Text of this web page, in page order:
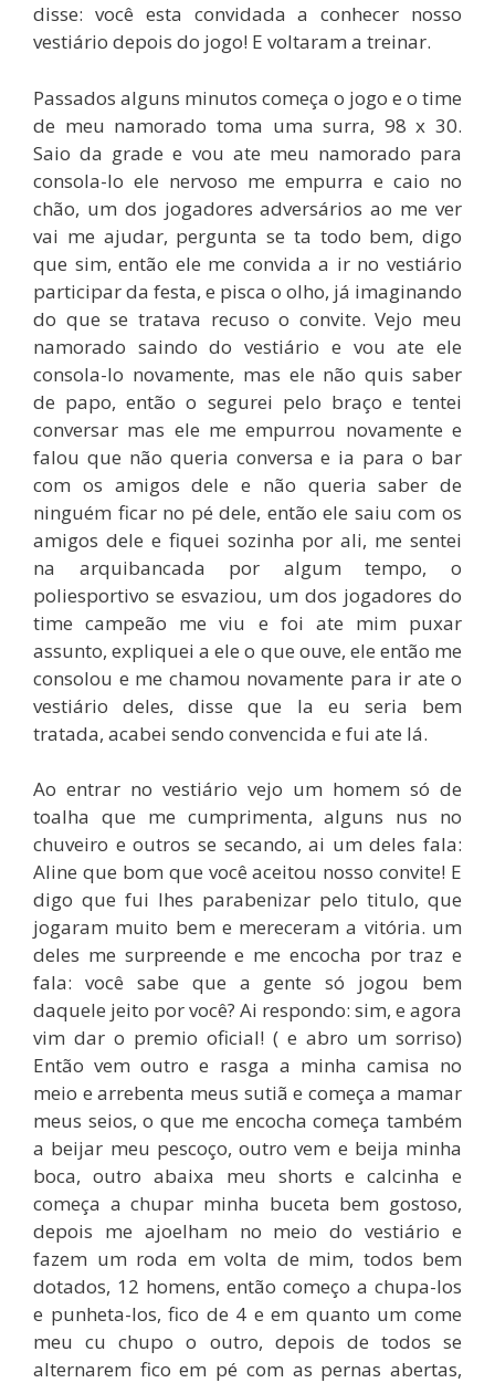
disse: você esta convidada a conhecer nosso
vestiário depois do jogo! E voltaram a treinar.
Passados alguns minutos começa o jogo e o time
de meu namorado toma uma surra, 98 x 30.
Saio da grade e vou ate meu namorado para
consola-lo ele nervoso me empurra e caio no
chão, um dos jogadores adversários ao me ver
vai me ajudar, pergunta se ta todo bem, digo
que sim, então ele me convida a ir no vestiário
participar da festa, e pisca o olho, já imaginando
do que se tratava recuso o convite. Vejo meu
namorado saindo do vestiário e vou ate ele
consola-lo novamente, mas ele não quis saber
de papo, então o segurei pelo braço e tentei
conversar mas ele me empurrou novamente e
falou que não queria conversa e ia para o bar
com os amigos dele e não queria saber de
ninguém ficar no pé dele, então ele saiu com os
amigos dele e fiquei sozinha por ali, me sentei
na arquibancada por algum tempo, o
poliesportivo se esvaziou, um dos jogadores do
time campeão me viu e foi ate mim puxar
assunto, expliquei a ele o que ouve, ele então me
consolou e me chamou novamente para ir ate o
vestiário deles, disse que la eu seria bem
tratada, acabei sendo convencida e fui ate lá.
Ao entrar no vestiário vejo um homem só de
toalha que me cumprimenta, alguns nus no
chuveiro e outros se secando, ai um deles fala:
Aline que bom que você aceitou nosso convite! E
digo que fui lhes parabenizar pelo titulo, que
jogaram muito bem e mereceram a vitória. um
deles me surpreende e me encocha por traz e
fala: você sabe que a gente só jogou bem
daquele jeito por você? Ai respondo: sim, e agora
vim dar o premio oficial! ( e abro um sorriso)
Então vem outro e rasga a minha camisa no
meio e arrebenta meus sutiã e começa a mamar
meus seios, o que me encocha começa também
a beijar meu pescoço, outro vem e beija minha
boca, outro abaixa meu shorts e calcinha e
começa a chupar minha buceta bem gostoso,
depois me ajoelham no meio do vestiário e
fazem um roda em volta de mim, todos bem
dotados, 12 homens, então começo a chupa-los
e punheta-los, fico de 4 e em quanto um come
meu cu chupo o outro, depois de todos se
alternarem fico em pé com as pernas abertas,